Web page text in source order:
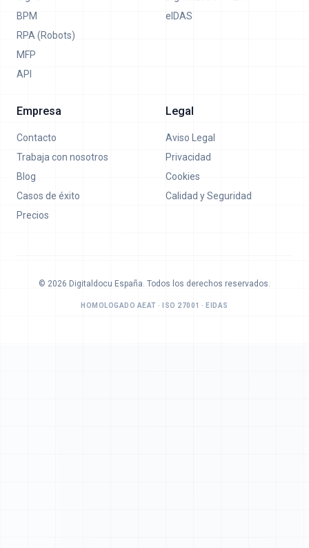
BPM
RPA (Robots)
MFP
API
eIDAS
Empresa
Contacto
Trabaja con nosotros
Blog
Casos de éxito
Precios
Legal
Aviso Legal
Privacidad
Cookies
Calidad y Seguridad
© 2026 Digitaldocu España. Todos los derechos reservados.
HOMOLOGADO AEAT · ISO 27001 · EIDAS